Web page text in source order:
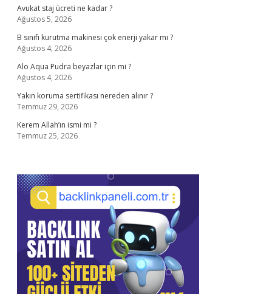
Avukat staj ücreti ne kadar ?
Ağustos 5, 2026
B sınıfı kurutma makinesi çok enerji yakar mı ?
Ağustos 4, 2026
Alo Aqua Pudra beyazlar için mi ?
Ağustos 4, 2026
Yakın koruma sertifikası nereden alınır ?
Temmuz 29, 2026
Kerem Allah’ın ismi mi ?
Temmuz 25, 2026